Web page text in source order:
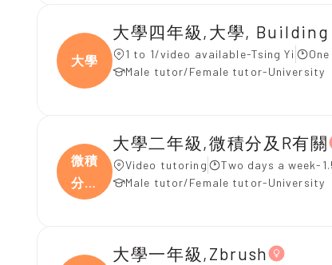
大學
大學四年級,大學,
1 to 1/video available-Tsing Yi
Male tutor/Female tutor-University
微積
分及
R
大學二年級,微積分及R有關
Video tutoring
Two days a week-
Male tutor/Female tutor-University
大學一年級,Zbrush